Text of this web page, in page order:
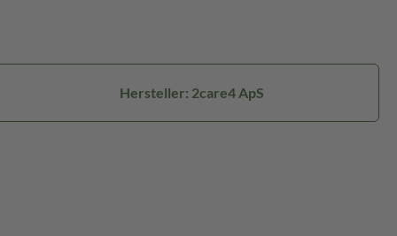
Hersteller: 2care4 ApS